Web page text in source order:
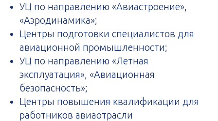
УЦ по направлению «Авиастроение»,
«Аэродинамика»;
Центры подготовки специалистов для
авиационной промышленности;
УЦ по направлению «Летная
эксплуатация», «Авиационная
безопасность»;
Центры повышения квалификации для
работников авиаотрасли